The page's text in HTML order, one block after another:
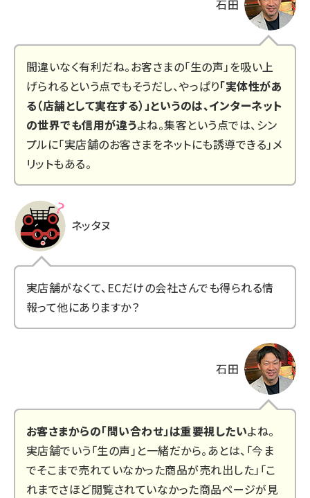
石田
間違いなく有利だね。お客さまの「生の声」を吸い上
げられるという点でもそうだし、やっぱり「実体性があ
る（店舗として実在する）」というのは、インターネット
の世界でも信用が違うよね。集客という点では、シン
プルに「実店舗のお客さまをネットにも誘導できる」メ
リットもある。
ネッタヌ
実店舗がなくて、ECだけの会社さんでも得られる情
報って他にありますか？
石田
お客さまからの「問い合わせ」は重要視したいよね。
実店舗でいう「生の声」と一緒だから。あとは、「今ま
でそこまで売れていなかった商品が売れ出した」「こ
れまでさほど閲覧されていなかった商品ページが見